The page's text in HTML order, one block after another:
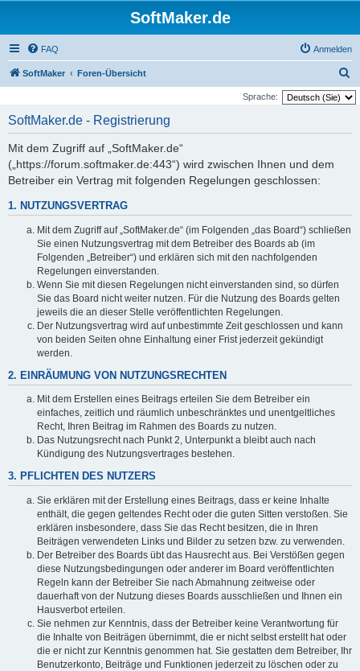
SoftMaker.de
FAQ Anmelden
SoftMaker Foren-Übersicht
u
Sprache:
SoftMaker.de - Registrierung
Mit dem Zugriff auf „SoftMaker.de“
(„https://forum.softmaker.de:443“) wird zwischen Ihnen und dem
Betreiber ein Vertrag mit folgenden Regelungen geschlossen:
1. NUTZUNGSVERTRAG
Mit dem Zugriff auf „SoftMaker.de“ (im Folgenden „das Board“) schließen
Sie einen Nutzungsvertrag mit dem Betreiber des Boards ab (im
Folgenden „Betreiber“) und erklären sich mit den nachfolgenden
Regelungen einverstanden.
Wenn Sie mit diesen Regelungen nicht einverstanden sind, so dürfen
Sie das Board nicht weiter nutzen. Für die Nutzung des Boards gelten
jeweils die an dieser Stelle veröffentlichten Regelungen.
Der Nutzungsvertrag wird auf unbestimmte Zeit geschlossen und kann
von beiden Seiten ohne Einhaltung einer Frist jederzeit gekündigt
werden.
2. EINRÄUMUNG VON NUTZUNGSRECHTEN
Mit dem Erstellen eines Beitrags erteilen Sie dem Betreiber ein
einfaches, zeitlich und räumlich unbeschränktes und unentgeltliches
Recht, Ihren Beitrag im Rahmen des Boards zu nutzen.
Das Nutzungsrecht nach Punkt 2, Unterpunkt a bleibt auch nach
Kündigung des Nutzungsvertrages bestehen.
3. PFLICHTEN DES NUTZERS
Sie erklären mit der Erstellung eines Beitrags, dass er keine Inhalte
enthält, die gegen geltendes Recht oder die guten Sitten verstoßen. Sie
erklären insbesondere, dass Sie das Recht besitzen, die in Ihren
Beiträgen verwendeten Links und Bilder zu setzen bzw. zu verwenden.
Der Betreiber des Boards übt das Hausrecht aus. Bei Verstößen gegen
diese Nutzungsbedingungen oder anderer im Board veröffentlichten
Regeln kann der Betreiber Sie nach Abmahnung zeitweise oder
dauerhaft von der Nutzung dieses Boards ausschließen und Ihnen ein
Hausverbot erteilen.
Sie nehmen zur Kenntnis, dass der Betreiber keine Verantwortung für
die Inhalte von Beiträgen übernimmt, die er nicht selbst erstellt hat oder
die er nicht zur Kenntnis genommen hat. Sie gestatten dem Betreiber, Ihr
Benutzerkonto, Beiträge und Funktionen jederzeit zu löschen oder zu